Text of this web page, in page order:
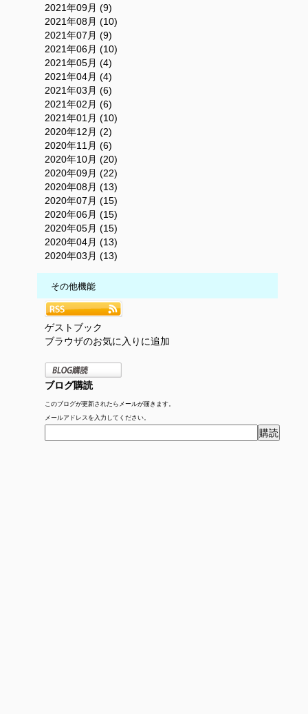
2021年09月 (9)
2021年08月 (10)
2021年07月 (9)
2021年06月 (10)
2021年05月 (4)
2021年04月 (4)
2021年03月 (6)
2021年02月 (6)
2021年01月 (10)
2020年12月 (2)
2020年11月 (6)
2020年10月 (20)
2020年09月 (22)
2020年08月 (13)
2020年07月 (15)
2020年06月 (15)
2020年05月 (15)
2020年04月 (13)
2020年03月 (13)
その他機能
ゲストブック
ブラウザのお気に入りに追加
ブログ購読
このブログが更新されたらメールが届きます。
メールアドレスを入力してください。